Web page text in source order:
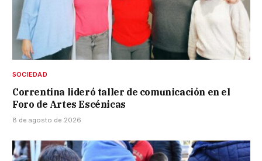
SOCIEDAD
Correntina lideró taller de comunicación en el
Foro de Artes Escénicas
8 de agosto de 2026